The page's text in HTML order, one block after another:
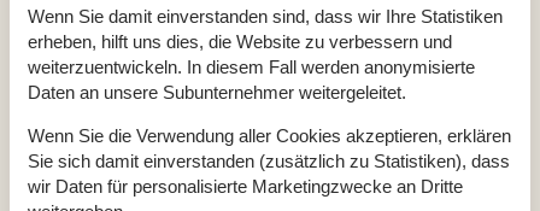
Self-Service-Check-in
Staubsauger
Waschmaschine
Wasser inkl.
Winterfest
Draußen
Gartenmöbel
Gasgrill
Wenn Sie damit einverstanden sind, dass wir Ihre Statistiken
erheben, hilft uns dies, die Website zu verbessern und
weiterzuentwickeln. In diesem Fall werden anonymisierte
Daten an unsere Subunternehmer weitergeleitet.
Wenn Sie die Verwendung aller Cookies akzeptieren, erklären
Sie sich damit einverstanden (zusätzlich zu Statistiken), dass
wir Daten für personalisierte Marketingzwecke an Dritte